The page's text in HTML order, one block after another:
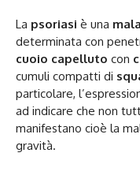
La psoriasi è una
determinata con
cuoio capelluto con
cumuli compatti di
particolare,
ad indicare che non
manifestano cioè la
gravità.